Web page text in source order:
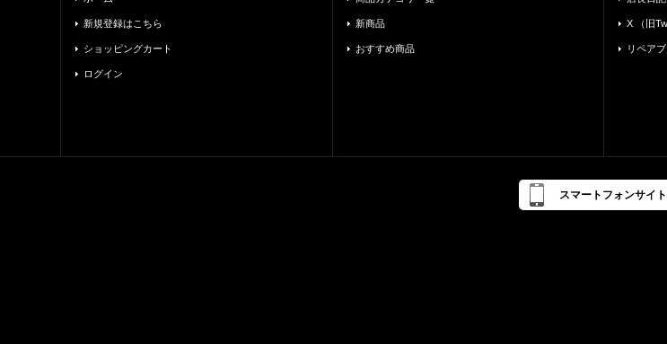
新規登録はこちら
ショッピングカート
ログイン
新商品
おすすめ商品
X （旧
リペア
スマートフォンサイト